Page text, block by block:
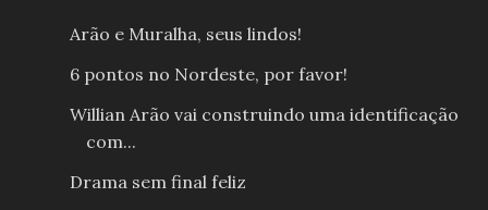
Arão e Muralha, seus lindos!
6 pontos no Nordeste, por favor!
Willian Arão vai construindo uma identificação
com...
Drama sem final feliz